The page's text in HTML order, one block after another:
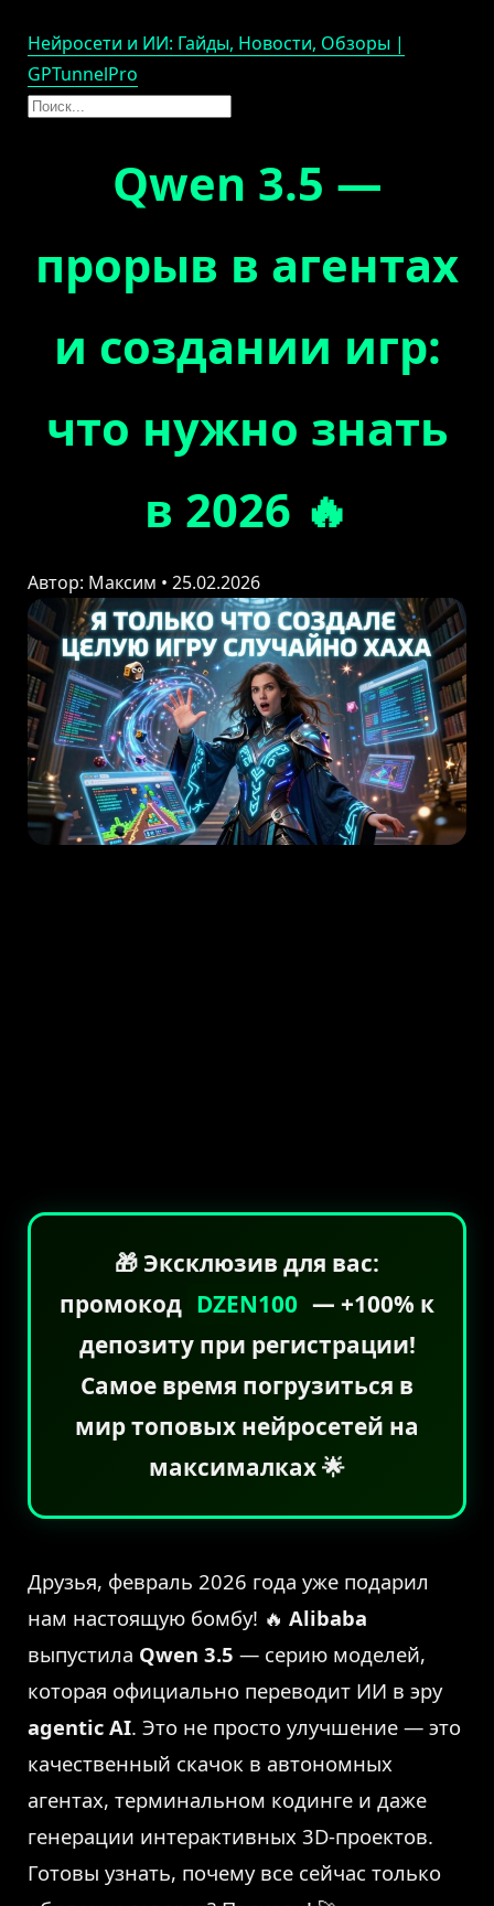
Нейросети и ИИ: Гайды, Новости, Обзоры |
GPTunnelPro
Qwen 3.5 —
прорыв в агентах
и создании игр:
что нужно знать
в 2026 🔥
Автор: Максим • 25.02.2026
🎁 Эксклюзив для вас:
промокод DZEN100 — +100% к
депозиту при регистрации!
Самое время погрузиться в
мир топовых нейросетей на
максималках 🌟
Друзья, февраль 2026 года уже подарил
нам настоящую бомбу! 🔥 Alibaba
выпустила Qwen 3.5 — серию моделей,
которая официально переводит ИИ в эру
agentic AI. Это не просто улучшение — это
качественный скачок в автономных
агентах, терминальном кодинге и даже
генерации интерактивных 3D-проектов.
Готовы узнать, почему все сейчас только